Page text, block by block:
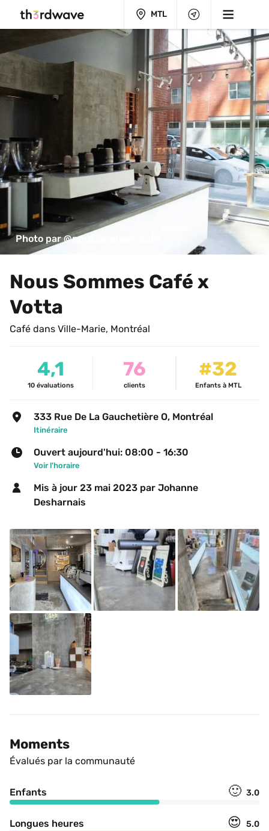
MTL
Photo par @noussommes.cafe
Nous Sommes Café x
Votta
Café dans Ville-Marie, Montréal
4,1
10 évaluations
76
clients
#32
Enfants à MTL
333 Rue De La Gauchetière O, Montréal
Itinéraire
Ouvert aujourd'hui: 08:00 - 16:30
Voir l'horaire
Mis à jour 23 mai 2023 par Johanne
Desharnais
Moments
Évalués par la communauté
Enfants 🙂 3.0
Longues heures 😍 5.0